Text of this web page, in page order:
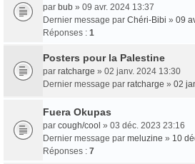
par bub » 09 avr. 2024 13:37
Dernier message par Chéri-Bibi » 09
Réponses : 1
Posters pour la Palestine
par ratcharge » 02 janv. 2024 13:30
Dernier message par ratcharge » 02
Fuera Okupas
par cough/cool » 03 déc. 2023 23:16
Dernier message par meluzine » 10
Réponses : 7